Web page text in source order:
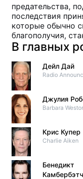
предательства,
последствия
которые обычно
благополучия,
В главных
Дейл Дай
Radio
Джулия
Barbara
Крис Купер
Charlie Aiken
Бенедикт
Камбербэтч